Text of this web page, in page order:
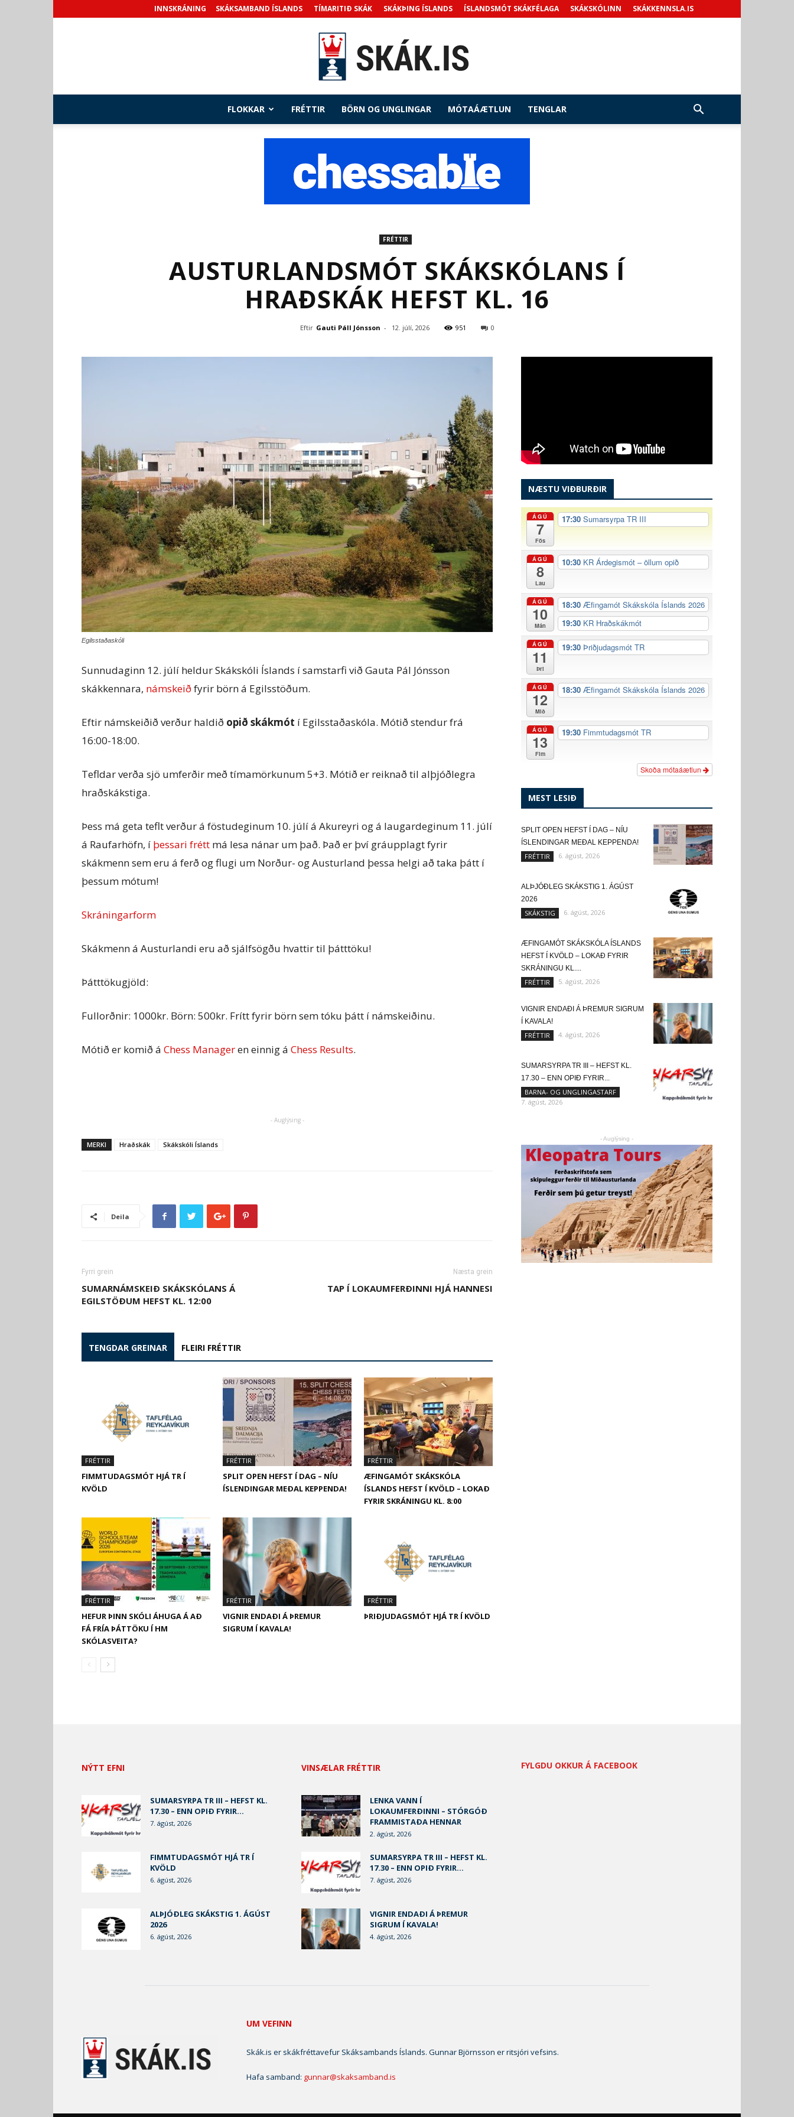
INNSKRÁNING SKÁKSAMBAND ÍSLANDS TÍMARITIÐ SKÁK SKÁKÞING ÍSLANDS ÍSLANDSMÓT SKÁKFÉLAGA SKÁKSKÓLINN SKÁKKENNSLA.IS
FLOKKAR FRÉTTIR BÖRN OG UNGLINGAR MÓTAÁÆTLUN TENGLAR
FRÉTTIR
AUSTURLANDSMÓT SKÁKSKÓLANS Í
HRAÐSKÁK HEFST KL. 16
Eftir Gauti Páll Jónsson - 12. júlí, 2026 951 0
Egilsstaðaskóli
Sunnudaginn 12. júlí heldur Skákskóli Íslands í samstarfi við Gauta Pál Jónsson
skákkennara, námskeið fyrir börn á Egilsstöðum.
Eftir námskeiðið verður haldið opið skákmót í Egilsstaðaskóla. Mótið stendur frá
16:00-18:00.
Tefldar verða sjö umferðir með tímamörkunum 5+3. Mótið er reiknað til alþjóðlegra
hraðskákstiga.
Þess má geta teflt verður á föstudeginum 10. júlí á Akureyri og á laugardeginum 11. júlí
á Raufarhöfn, í þessari frétt má lesa nánar um það. Það er því gráupplagt fyrir
skákmenn sem eru á ferð og flugi um Norður- og Austurland þessa helgi að taka þátt í
þessum mótum!
Skráningarform
Skákmenn á Austurlandi eru að sjálfsögðu hvattir til þátttöku!
Þátttökugjöld:
Fullorðnir: 1000kr. Börn: 500kr. Frítt fyrir börn sem tóku þátt í námskeiðinu.
Mótið er komið á Chess Manageren einnig á Chess Results.
- Auglýsing -
MERKI Hraðskák Skákskóli Íslands
Deila
Fyrri grein
SUMARNÁMSKEIÐ SKÁKSKÓLANS Á
EGILSTÖÐUM HEFST KL. 12:00
Næsta grein
TAP Í LOKAUMFERÐINNI HJÁ HANNESI
TENGDAR GREINAR FLEIRI FRÉTTIR
FRÉTTIR
FIMMTUDAGSMÓT HJÁ TR Í
KVÖLD
FRÉTTIR
SPLIT OPEN HEFST Í DAG – NÍU
ÍSLENDINGAR MEÐAL KEPPENDA!
FRÉTTIR
ÆFINGAMÓT SKÁKSKÓLA
ÍSLANDS HEFST Í KVÖLD – LOKAÐ
FYRIR SKRÁNINGU KL. 8:00
FRÉTTIR
HEFUR ÞINN SKÓLI ÁHUGA Á AÐ
FÁ FRÍA ÞÁTTÖKU Í HM
SKÓLASVEITA?
FRÉTTIR
VIGNIR ENDAÐI Á ÞREMUR
SIGRUM Í KAVALA!
FRÉTTIR
ÞRIÐJUDAGSMÓT HJÁ TR Í KVÖLD
NÆSTU VIÐBURÐIR
ÁGÚ
7
Fös
17:30 Sumarsyrpa TR III
ÁGÚ
8
Lau
10:30 KR Árdegismót – öllum opið
ÁGÚ
10
Mán
18:30 Æfingamót Skákskóla Íslands 2026
19:30 KR Hraðskákmót
ÁGÚ
11
Þri
19:30 Þriðjudagsmót TR
ÁGÚ
12
Mið
18:30 Æfingamót Skákskóla Íslands 2026
ÁGÚ
13
Fim
19:30 Fimmtudagsmót TR
Skoða mótaáætlun
MEST LESIÐ
SPLIT OPEN HEFST Í DAG – NÍU
ÍSLENDINGAR MEÐAL KEPPENDA!
FRÉTTIR 6. ágúst, 2026
ALÞJÓÐLEG SKÁKSTIG 1. ÁGÚST
2026
SKÁKSTIG 6. ágúst, 2026
ÆFINGAMÓT SKÁKSKÓLA ÍSLANDS
HEFST Í KVÖLD – LOKAÐ FYRIR
SKRÁNINGU KL....
FRÉTTIR 5. ágúst, 2026
VIGNIR ENDAÐI Á ÞREMUR SIGRUM
Í KAVALA!
FRÉTTIR 4. ágúst, 2026
SUMARSYRPA TR III – HEFST KL.
17.30 – ENN OPIÐ FYRIR...
BARNA- OG UNGLINGASTARF
7. ágúst, 2026
- Auglýsing -
NÝTT EFNI
SUMARSYRPA TR III – HEFST KL.
17.30 – ENN OPIÐ FYRIR...
7. ágúst, 2026
FIMMTUDAGSMÓT HJÁ TR Í
KVÖLD
6. ágúst, 2026
ALÞJÓÐLEG SKÁKSTIG 1. ÁGÚST
2026
6. ágúst, 2026
VINSÆLAR FRÉTTIR
LENKA VANN Í
LOKAUMFERÐINNI – STÓRGÓÐ
FRAMMISTAÐA HENNAR
2. ágúst, 2026
SUMARSYRPA TR III – HEFST KL.
17.30 – ENN OPIÐ FYRIR...
7. ágúst, 2026
VIGNIR ENDAÐI Á ÞREMUR
SIGRUM Í KAVALA!
4. ágúst, 2026
FYLGDU OKKUR Á FACEBOOK
UM VEFINN
Skák.is er skákfréttavefur Skáksambands Íslands. Gunnar Björnsson er ritsjóri vefsins.
Hafa samband: gunnar@skaksamband.is